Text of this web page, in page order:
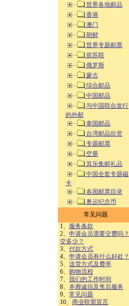
世界各地邮品
香港
澳门
朝鲜
世界专题邮票
前苏联
俄罗斯
蒙古
综合邮品
中国邮品
与中国联合发行
的外邮
泰国邮品
台湾邮品欣赏
专题邮票
空册
其乐集邮礼品
中国全套专题磁
卡
各国邮票目录
奥运纪念币
常见问题
1、 服务条款
2、 申请会员需要交费吗？
交多少？
3、 付款方式
4、 申请会员有什么好处？
5、 送货方式及费率
6、 购物流程
7、 我们的工作时间
8、 本廊诚信及售后服务
9、 常见问题
10、 商业联盟宣言